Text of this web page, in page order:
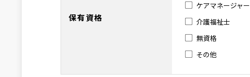
保有資格
ケアマネージャー
介護福祉士
無資格
その他